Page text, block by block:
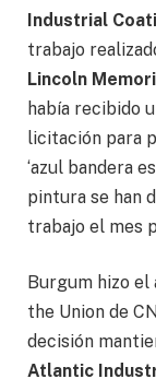
Industrial
trabajo
Lincoln
había recibido
licitación para
‘azul bandera
pintura se han
trabajo el mes
Burgum hizo
the Union de
decisión
Atlantic